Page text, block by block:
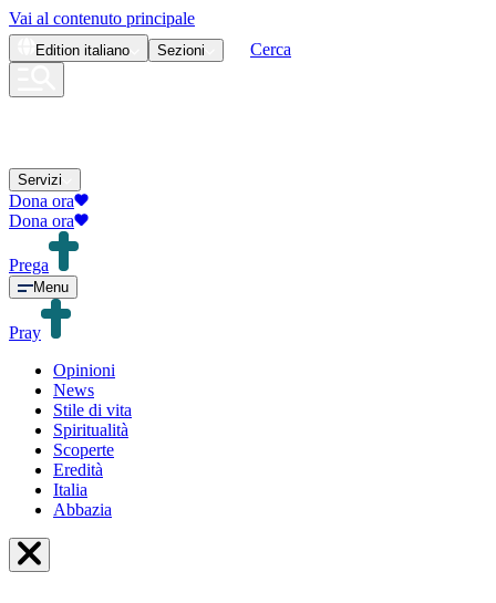
Vai al contenuto principale
Edition italiano Sezioni Cerca
Servizi
Dona ora
Dona ora
Prega
Menu
Pray
Opinioni
News
Stile di vita
Spiritualità
Scoperte
Eredità
Italia
Abbazia